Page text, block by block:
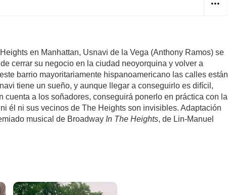
en Manhattan, Usnavi de la Vega (Anthony Ramos) se
cerrar su negocio en la ciudad neoyorquina y volver a
barrio mayoritariamente hispanoamericano las calles están
tiene un sueño, y aunque llegar a conseguirlo es difícil,
cuenta a los soñadores, conseguirá ponerlo en práctica con la
él ni sus vecinos de The Heights son invisibles. Adaptación
musical de Broadway In The Heights, de Lin-Manuel